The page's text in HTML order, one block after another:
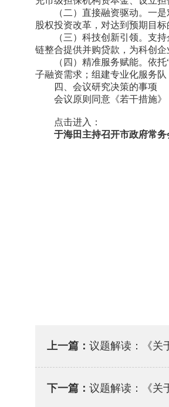
（二）直接融资驱动。一
股权投资改革，对达到预期目
（三）科技创新引领。支
链整合提供并购贷款，为科创
（四）精准服务赋能。依
子融资需求；组建专业化服务
四、会议研究决策的事项
会议原则同意《若干措施
点击进入：
于海田主持召开市政府常
上一篇： 议题解读：《关
下一篇： 议题解读：《关